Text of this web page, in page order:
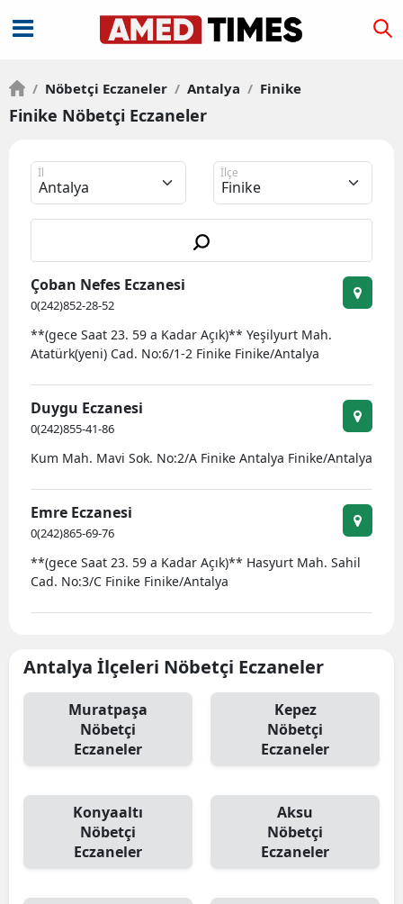
/ Nöbetçi Eczaneler / Antalya / Finike
Finike Nöbetçi Eczaneler
İl İlçe
Çoban Nefes Eczanesi
0(242)852-28-52
**(gece Saat 23. 59 a Kadar Açık)** Yeşilyurt Mah.
Atatürk(yeni) Cad. No:6/1-2 Finike Finike/Antalya
Duygu Eczanesi
0(242)855-41-86
Kum Mah. Mavi Sok. No:2/A Finike Antalya Finike/Antalya
Emre Eczanesi
0(242)865-69-76
**(gece Saat 23. 59 a Kadar Açık)** Hasyurt Mah. Sahil
Cad. No:3/C Finike Finike/Antalya
Antalya İlçeleri Nöbetçi Eczaneler
Muratpaşa
Nöbetçi
Eczaneler
Kepez
Nöbetçi
Eczaneler
Konyaaltı
Nöbetçi
Eczaneler
Aksu
Nöbetçi
Eczaneler